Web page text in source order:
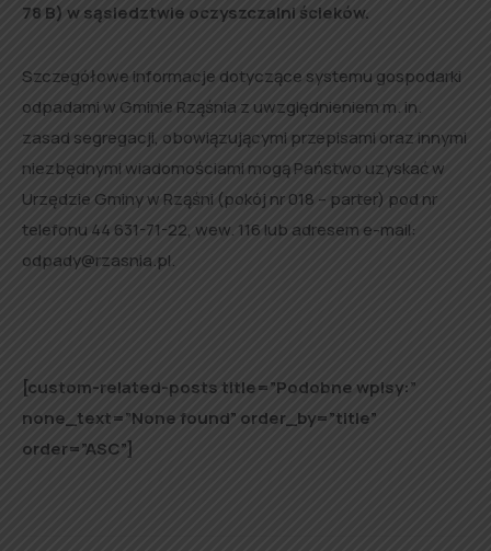
78 B) w sąsiedztwie oczyszczalni ścieków.
Szczegółowe informacje dotyczące systemu gospodarki
odpadami w Gminie Rząśnia z uwzględnieniem m. in.
zasad segregacji, obowiązującymi przepisami oraz innymi
niezbędnymi wiadomościami mogą Państwo uzyskać w
Urzędzie Gminy w Rząśni (pokój nr 018 – parter) pod nr
telefonu 44 631-71-22, wew. 116 lub adresem e-mail:
odpady@rzasnia.pl.
[custom-related-posts title=”Podobne wpisy:”
none_text=”None found” order_by=”title”
order=”ASC”]